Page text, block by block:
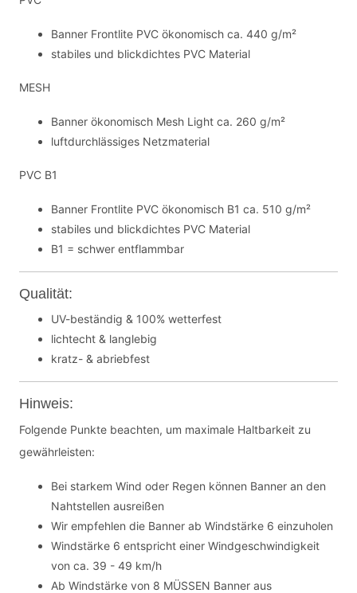
Banner Frontlite PVC ökonomisch ca. 440 g/m²
stabiles und blickdichtes PVC Material
MESH
Banner ökonomisch Mesh Light ca. 260 g/m²
luftdurchlässiges Netzmaterial
PVC B1
Banner Frontlite PVC ökonomisch B1 ca. 510 g/m²
stabiles und blickdichtes PVC Material
B1 = schwer entflammbar
Qualität:
UV-beständig & 100% wetterfest
lichtecht & langlebig
kratz- & abriebfest
Hinweis:
Folgende Punkte beachten, um maximale Haltbarkeit zu
gewährleisten:
Bei starkem Wind oder Regen können Banner an den
Nahtstellen ausreißen
Wir empfehlen die Banner ab Windstärke 6 einzuholen
Windstärke 6 entspricht einer Windgeschwindigkeit
von ca. 39 - 49 km/h
Ab Windstärke von 8 MÜSSEN Banner aus